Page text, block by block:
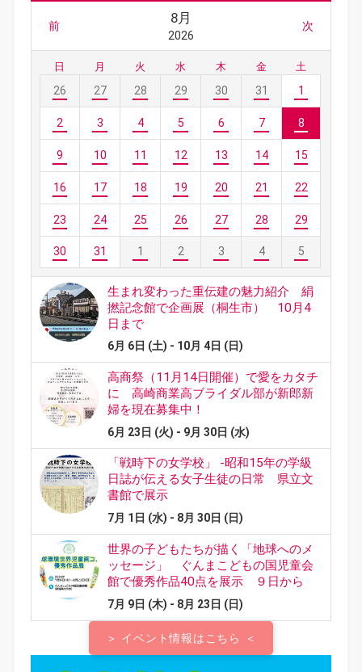
＞ イベント情報はこちら ＜